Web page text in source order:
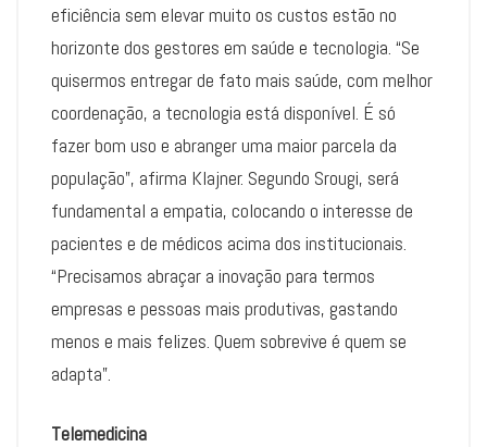
eficiência sem elevar muito os custos estão no
horizonte dos gestores em saúde e tecnologia. “Se
quisermos entregar de fato mais saúde, com melhor
coordenação, a tecnologia está disponível. É só
fazer bom uso e abranger uma maior parcela da
população”, afirma Klajner. Segundo Srougi, será
fundamental a empatia, colocando o interesse de
pacientes e de médicos acima dos institucionais.
“Precisamos abraçar a inovação para termos
empresas e pessoas mais produtivas, gastando
menos e mais felizes. Quem sobrevive é quem se
adapta”.
Telemedicina